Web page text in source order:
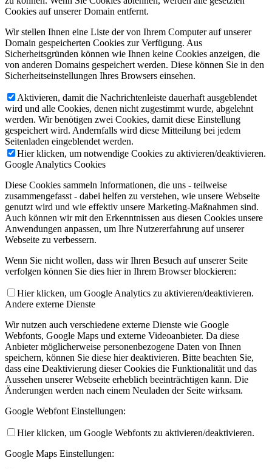
Cookies auf unserer Domain entfernt.
Wir stellen Ihnen eine Liste der von Ihrem Computer auf unserer
Domain gespeicherten Cookies zur Verfügung. Aus
Sicherheitsgründen können wie Ihnen keine Cookies anzeigen, die
von anderen Domains gespeichert werden. Diese können Sie in den
Sicherheitseinstellungen Ihres Browsers einsehen.
Aktivieren, damit die Nachrichtenleiste dauerhaft ausgeblendet
wird und alle Cookies, denen nicht zugestimmt wurde, abgelehnt
werden. Wir benötigen zwei Cookies, damit diese Einstellung
gespeichert wird. Andernfalls wird diese Mitteilung bei jedem
Seitenladen eingeblendet werden.
Hier klicken, um notwendige Cookies zu aktivieren/deaktivieren.
Google Analytics Cookies
Diese Cookies sammeln Informationen, die uns - teilweise
zusammengefasst - dabei helfen zu verstehen, wie unsere Webseite
genutzt wird und wie effektiv unsere Marketing-Maßnahmen sind.
Auch können wir mit den Erkenntnissen aus diesen Cookies unsere
Anwendungen anpassen, um Ihre Nutzererfahrung auf unserer
Webseite zu verbessern.
Wenn Sie nicht wollen, dass wir Ihren Besuch auf unserer Seite
verfolgen können Sie dies hier in Ihrem Browser blockieren:
Hier klicken, um Google Analytics zu aktivieren/deaktivieren.
Andere externe Dienste
Wir nutzen auch verschiedene externe Dienste wie Google
Webfonts, Google Maps und externe Videoanbieter. Da diese
Anbieter möglicherweise personenbezogene Daten von Ihnen
speichern, können Sie diese hier deaktivieren. Bitte beachten Sie,
dass eine Deaktivierung dieser Cookies die Funktionalität und das
Aussehen unserer Webseite erheblich beeinträchtigen kann. Die
Änderungen werden nach einem Neuladen der Seite wirksam.
Google Webfont Einstellungen:
Hier klicken, um Google Webfonts zu aktivieren/deaktivieren.
Google Maps Einstellungen: